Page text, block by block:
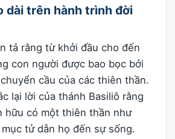
dài trên hành trình đời
tả rằng từ khởi đầu cho đến
con người được bao bọc bởi
cầu của các thiên thần.
lại lời của thánh Basiliô rằng
hữu có một thiên thần như
mục tử dẫn họ đến sự sống.